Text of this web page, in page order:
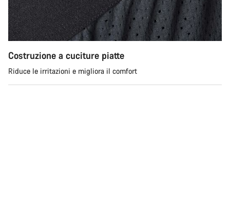
Costruzione a cuciture piatte
Riduce le irritazioni e migliora il comfort
Chiudi